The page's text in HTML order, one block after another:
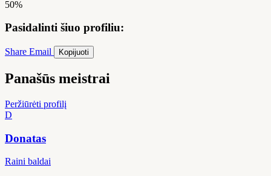
50%
Pasidalinti šiuo profiliu:
Share Email Kopijuoti
Panašūs meistrai
Peržiūrėti profilį
D
Donatas
Raini baldai